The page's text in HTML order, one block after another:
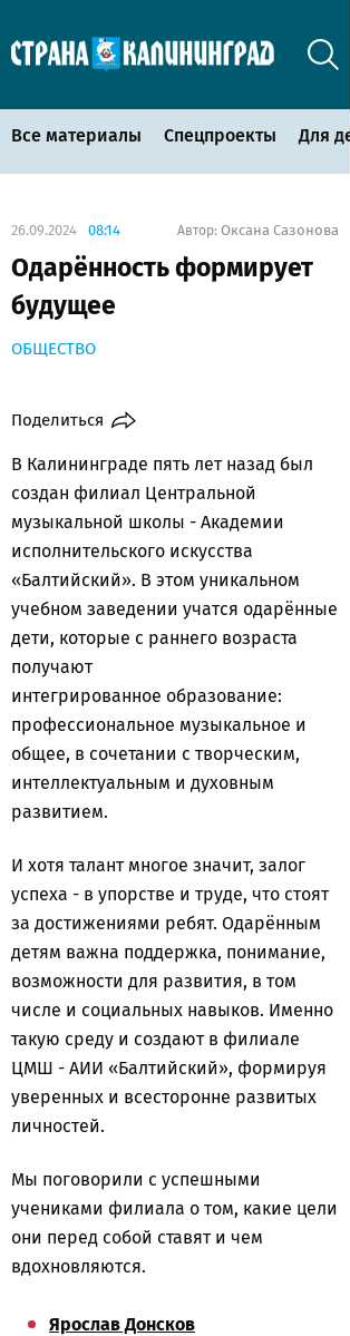
Все материалы Спецпроекты Для
26.09.2024 08:14 Автор: Оксана Сазонова
Одарённость формирует
будущее
ОБЩЕСТВО
Поделиться
В Калининграде пять лет назад был
создан филиал Центральной
музыкальной школы - Академии
исполнительского искусства
«Балтийский». В этом уникальном
учебном заведении учатся одарённые
дети, которые с раннего возраста
получают
интегрированное образование:
профессиональное музыкальное и
общее, в сочетании с творческим,
интеллектуальным и духовным
развитием.
И хотя талант многое значит, залог
успеха - в упорстве и труде, что стоят
за достижениями ребят. Одарённым
детям важна поддержка, понимание,
возможности для развития, в том
числе и социальных навыков. Именно
такую среду и создают в филиале
ЦМШ - АИИ «Балтийский», формируя
уверенных и всесторонне развитых
личностей.
Мы поговорили с успешными
учениками филиала о том, какие цели
они перед собой ставят и чем
вдохновляются.
Ярослав Донсков